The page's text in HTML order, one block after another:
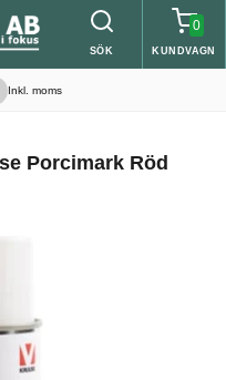
SÖK
0
KUNDVAGN
Inkl. moms
Porcimark Röd